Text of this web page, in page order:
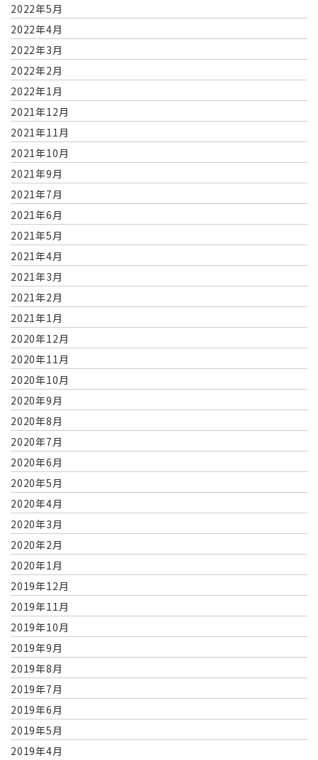
2022年5月
2022年4月
2022年3月
2022年2月
2022年1月
2021年12月
2021年11月
2021年10月
2021年9月
2021年7月
2021年6月
2021年5月
2021年4月
2021年3月
2021年2月
2021年1月
2020年12月
2020年11月
2020年10月
2020年9月
2020年8月
2020年7月
2020年6月
2020年5月
2020年4月
2020年3月
2020年2月
2020年1月
2019年12月
2019年11月
2019年10月
2019年9月
2019年8月
2019年7月
2019年6月
2019年5月
2019年4月